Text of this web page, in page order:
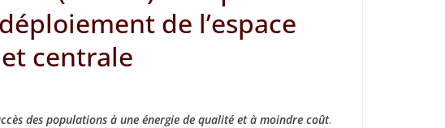
de l’espace
centrale
des populations à une énergie de qualité et à moindre coût.